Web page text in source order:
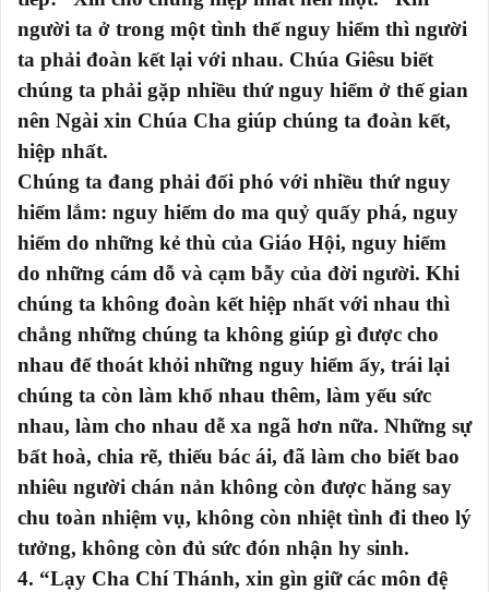
người ta ở trong một tình thế nguy hiểm thì người
ta phải đoàn kết lại với nhau. Chúa Giêsu biết
chúng ta phải gặp nhiều thứ nguy hiểm ở thế gian
nên Ngài xin Chúa Cha giúp chúng ta đoàn kết,
hiệp nhất.
Chúng ta đang phải đối phó với nhiều thứ nguy
hiểm lắm: nguy hiểm do ma quỷ quấy phá, nguy
hiểm do những kẻ thù của Giáo Hội, nguy hiểm
do những cám dỗ và cạm bẫy của đời người. Khi
chúng ta không đoàn kết hiệp nhất với nhau thì
chẳng những chúng ta không giúp gì được cho
nhau để thoát khỏi những nguy hiểm ấy, trái lại
chúng ta còn làm khổ nhau thêm, làm yếu sức
nhau, làm cho nhau dễ xa ngã hơn nữa. Những sự
bất hoà, chia rẽ, thiếu bác ái, đã làm cho biết bao
nhiêu người chán nản không còn được hăng say
chu toàn nhiệm vụ, không còn nhiệt tình đi theo lý
tưởng, không còn đủ sức đón nhận hy sinh.
4. “Lạy Cha Chí Thánh, xin gìn giữ các môn đệ